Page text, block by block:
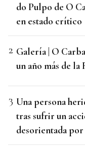
do Pulpo de O
en estado crítico
Galería | O
un año más de la
Una persona
tras sufrir un
desorientada